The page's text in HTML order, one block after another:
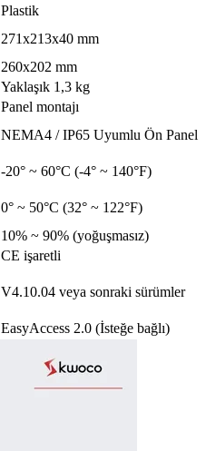
Plastik
271x213x40 mm
260x202 mm
Yaklaşık 1,3 kg
Panel montajı
NEMA4 / IP65 Uyumlu Ön Panel
-20° ~ 60°C (-4° ~ 140°F)
0° ~ 50°C (32° ~ 122°F)
10% ~ 90% (yoğuşmasız)
CE işaretli
V4.10.04 veya sonraki sürümler
EasyAccess 2.0 (İsteğe bağlı)